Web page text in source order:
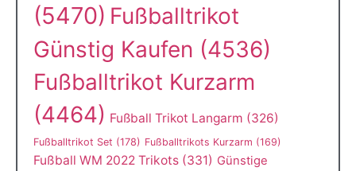
(5470) Fußballtrikot
Günstig Kaufen (4536)
Fußballtrikot Kurzarm
(4464) Fußball Trikot Langarm (326)
Fußballtrikot Set (178) Fußballtrikots Kurzarm (169)
Fußball WM 2022 Trikots (331) Günstige